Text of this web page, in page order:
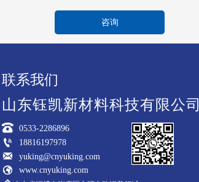
咨询
联系我们
山东钰凯新材料科技有限公司
 0533-2286896
 18816197978
 yuking@cnyuking.com
 www.cnyuking.com